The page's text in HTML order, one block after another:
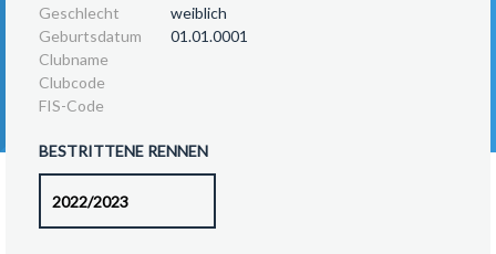
Geschlecht
weiblich
Geburtsdatum
01.01.0001
Clubname
Clubcode
FIS-Code
BESTRITTENE RENNEN